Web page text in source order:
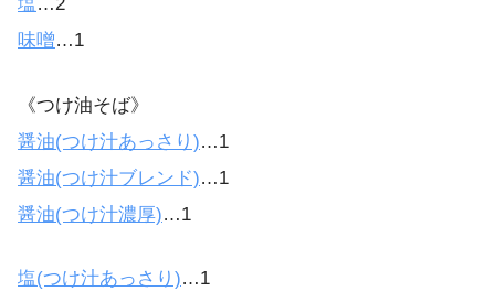
味噌…1
《つけ油そば》
醤油(つけ汁あっさり)…1
醤油(つけ汁ブレンド)…1
醤油(つけ汁濃厚)…1
塩(つけ汁あっさり)…1